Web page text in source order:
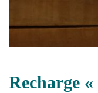
Recharge